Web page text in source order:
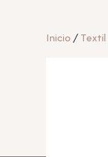
Inicio /Textil